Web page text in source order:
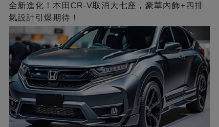
全新進化！本田CR-V取消大七座，豪華內飾+四排
氣設計引爆期待！